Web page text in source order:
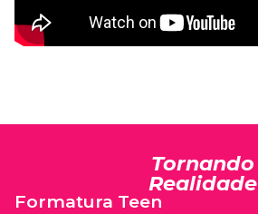
Tornando
Realidade
Formatura Teen